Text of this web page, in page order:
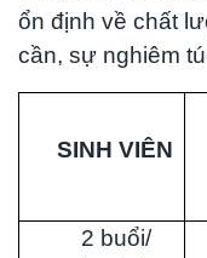
ổn định về chất
cần, sự nghiêm
SINH VIÊN
2 buổi/